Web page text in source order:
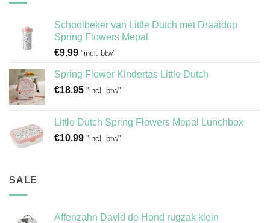
Schoolbeker van Little Dutch met Draaidop
Spring Flowers Mepal
€9.99 "incl. btw"
Spring Flower Kindertas Little Dutch
€18.95 "incl. btw"
Little Dutch Spring Flowers Mepal Lunchbox
€10.99 "incl. btw"
SALE
Affenzahn David de Hond rugzak klein